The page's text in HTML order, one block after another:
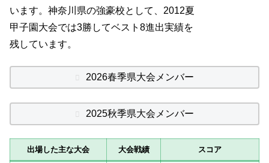
います。神奈川県の強豪校として、2012夏
甲子園大会では3勝してベスト8進出実績を
残しています。
2026春季県大会メンバー
2025秋季県大会メンバー
出場した主な大会 大会戦績 スコア